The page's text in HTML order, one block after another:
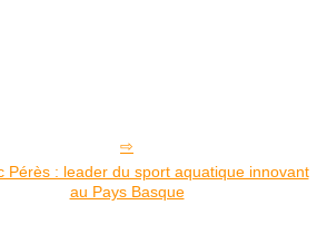
Pérès : leader du sport aquatique innovant
au Pays Basque